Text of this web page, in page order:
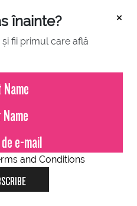
×
înainte?
fii primul care află
and Conditions